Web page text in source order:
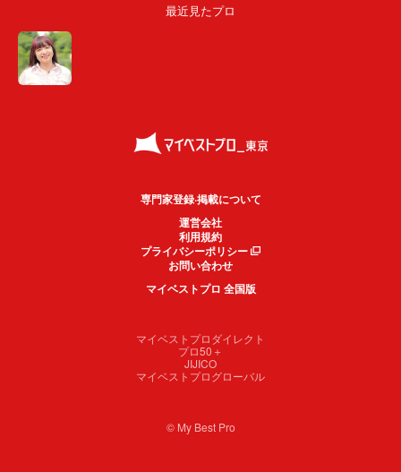
最近見たプロ
専門家登録·掲載について
運営会社
利用規約
プライバシーポリシー
お問い合わせ
マイベストプロ 全国版
マイベストプロダイレクト
プロ50＋
JIJICO
マイベストプログローバル
© My Best Pro